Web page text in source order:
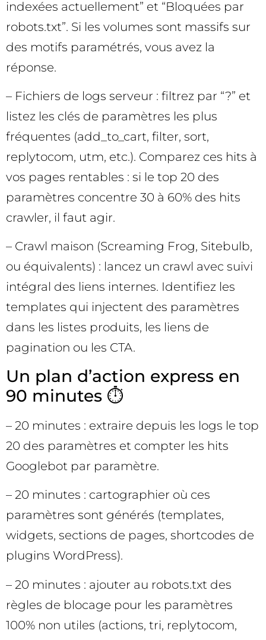
indexées actuellement” et “Bloquées par
robots.txt”. Si les volumes sont massifs sur
des motifs paramétrés, vous avez la
réponse.
– Fichiers de logs serveur : filtrez par “?” et
listez les clés de paramètres les plus
fréquentes (add_to_cart, filter, sort,
replytocom, utm, etc.). Comparez ces hits à
vos pages rentables : si le top 20 des
paramètres concentre 30 à 60% des hits
crawler, il faut agir.
– Crawl maison (Screaming Frog, Sitebulb,
ou équivalents) : lancez un crawl avec suivi
intégral des liens internes. Identifiez les
templates qui injectent des paramètres
dans les listes produits, les liens de
pagination ou les CTA.
Un plan d’action express en
90 minutes ⏱️
– 20 minutes : extraire depuis les logs le top
20 des paramètres et compter les hits
Googlebot par paramètre.
– 20 minutes : cartographier où ces
paramètres sont générés (templates,
widgets, sections de pages, shortcodes de
plugins WordPress).
– 20 minutes : ajouter au robots.txt des
règles de blocage pour les paramètres
100% non utiles (actions, tri, replytocom,